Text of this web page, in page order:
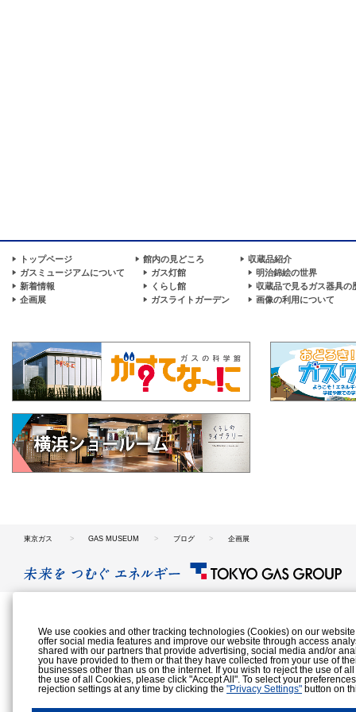
トップページ
ガスミュージアムについて
新着情報
企画展
館内の見どころ
ガス灯館
くらし館
ガスライトガーデン
収蔵品紹介
明治錦絵の世界
収蔵品で見るガス器具の
画像の利用について
東京ガス GAS MUSEUM ブログ 企画展
We use cookies and other tracking technologies (Cookies) on our
offer social media features and improve our website through access
shared with our partners that provide advertising, social media and/or
you have provided to them or that they have collected from your use of
businesses other than us on the internet. If you wish to reject the use of
the use of all Cookies, please click "Accept All". To select your
rejection settings at any time by clicking the "Privacy Settings" button on
Cookies Details